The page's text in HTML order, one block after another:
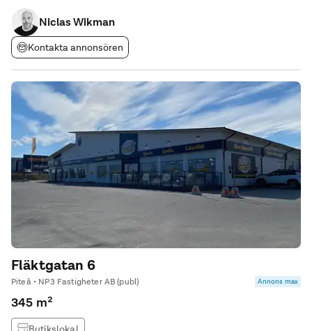
Niclas Wikman
Kontakta annonsören
Fläktgatan 6
Piteå • NP3 Fastigheter AB (publ) Annons max
345 m²